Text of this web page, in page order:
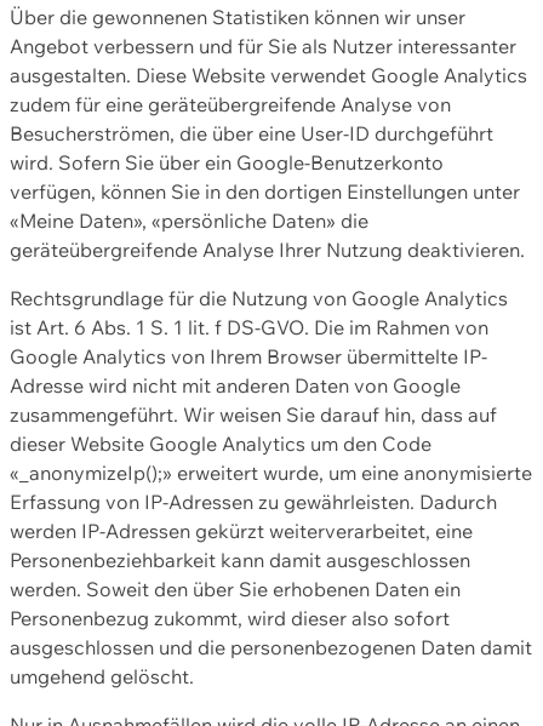
Über die gewonnenen Statistiken können wir unser
Angebot verbessern und für Sie als Nutzer interessanter
ausgestalten. Diese Website verwendet Google Analytics
zudem für eine geräteübergreifende Analyse von
Besucherströmen, die über eine User-ID durchgeführt
wird. Sofern Sie über ein Google-Benutzerkonto
verfügen, können Sie in den dortigen Einstellungen unter
«Meine Daten», «persönliche Daten» die
geräteübergreifende Analyse Ihrer Nutzung deaktivieren.
Rechtsgrundlage für die Nutzung von Google Analytics
ist Art. 6 Abs. 1 S. 1 lit. f DS-GVO. Die im Rahmen von
Google Analytics von Ihrem Browser übermittelte IP-
Adresse wird nicht mit anderen Daten von Google
zusammengeführt. Wir weisen Sie darauf hin, dass auf
dieser Website Google Analytics um den Code
«_anonymizeIp();» erweitert wurde, um eine anonymisierte
Erfassung von IP-Adressen zu gewährleisten. Dadurch
werden IP-Adressen gekürzt weiterverarbeitet, eine
Personenbeziehbarkeit kann damit ausgeschlossen
werden. Soweit den über Sie erhobenen Daten ein
Personenbezug zukommt, wird dieser also sofort
ausgeschlossen und die personenbezogenen Daten damit
umgehend gelöscht.